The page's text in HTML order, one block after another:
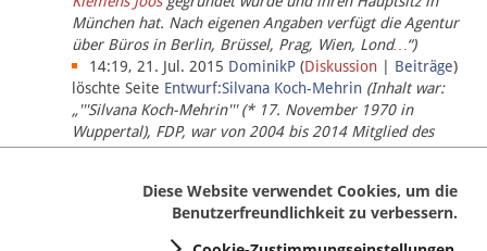
München hat. Nach eigenen Angaben verfügt die Agentur
über Büros in Berlin, Brüssel, Prag, Wien, Lond…“)
14:19, 21. Jul. 2015 DominikP (Diskussion Beiträge)
löschte Seite Entwurf:Silvana Koch-Mehrin (Inhalt war:
„'''Silvana Koch-Mehrin''' (* 17. November 1970 in
Wuppertal), FDP, war von 2004 bis 2014 Mitglied des
Europäischen Parlaments, seit November 2014 ist sie für
Diese Website verwendet Cookies, um die
Benutzerfreundlichkeit zu verbessern.